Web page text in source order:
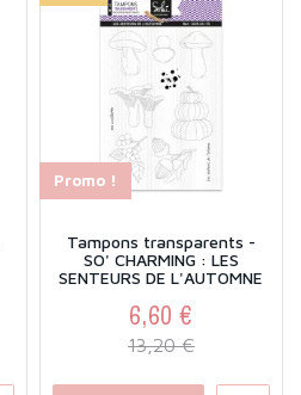
Promo !
Tampons transparents -
SO' CHARMING : LES
SENTEURS DE L'AUTOMNE
Prix
6,60 €
Prix de base
13,20 €